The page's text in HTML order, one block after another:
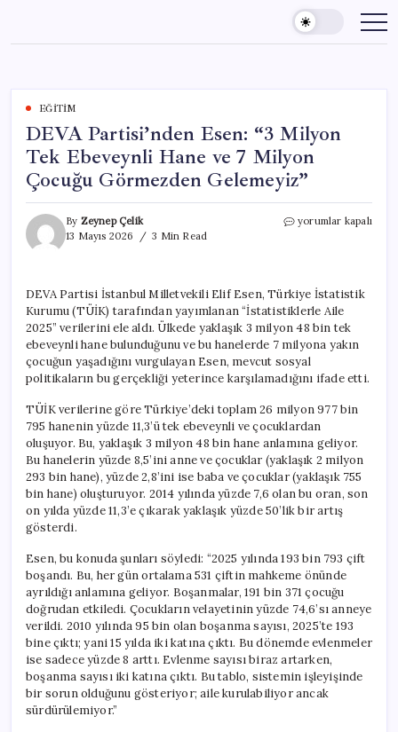
content
EĞITIM
DEVA Partisi’nden Esen: “3 Milyon
Tek Ebeveynli Hane ve 7 Milyon
Çocuğu Görmezden Gelemeyiz”
By Zeynep Çelik
13 Mayıs 2026
3 Min Read
DEVA
Tek
Ebeveynli
Hane
ve
7
Milyon
Çocuğu
Gelemeyiz”
için
yorumlar kapalı
DEVA Partisi İstanbul Milletvekili Elif Esen, Türkiye İstatistik
Kurumu (TÜİK) tarafından yayımlanan “İstatistiklerle Aile
2025” verilerini ele aldı. Ülkede yaklaşık 3 milyon 48 bin tek
ebeveynli hane bulunduğunu ve bu hanelerde 7 milyona yakın
çocuğun yaşadığını vurgulayan Esen, mevcut sosyal
politikaların bu gerçekliği yeterince karşılamadığını ifade etti.
TÜİK verilerine göre Türkiye’deki toplam 26 milyon 977 bin
795 hanenin yüzde 11,3’ü tek ebeveynli ve çocuklardan
oluşuyor. Bu, yaklaşık 3 milyon 48 bin hane anlamına geliyor.
Bu hanelerin yüzde 8,5’ini anne ve çocuklar (yaklaşık 2 milyon
293 bin hane), yüzde 2,8’ini ise baba ve çocuklar (yaklaşık 755
bin hane) oluşturuyor. 2014 yılında yüzde 7,6 olan bu oran, son
on yılda yüzde 11,3’e çıkarak yaklaşık yüzde 50’lik bir artış
gösterdi.
Esen, bu konuda şunları söyledi: “2025 yılında 193 bin 793 çift
boşandı. Bu, her gün ortalama 531 çiftin mahkeme önünde
ayrıldığı anlamına geliyor. Boşanmalar, 191 bin 371 çocuğu
doğrudan etkiledi. Çocukların velayetinin yüzde 74,6’sı anneye
verildi. 2010 yılında 95 bin olan boşanma sayısı, 2025’te 193
bine çıktı; yani 15 yılda iki katına çıktı. Bu dönemde evlenmeler
ise sadece yüzde 8 arttı. Evlenme sayısı biraz artarken,
boşanma sayısı iki katına çıktı. Bu tablo, sistemin işleyişinde
bir sorun olduğunu gösteriyor; aile kurulabiliyor ancak
sürdürülemiyor.”